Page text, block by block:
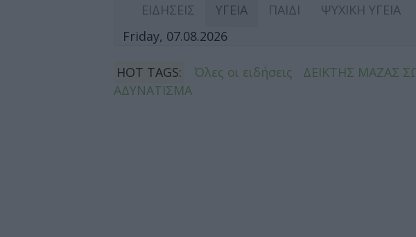
ΕΙΔΗΣΕΙΣ ΥΓΕΙΑ ΠΑΙΔΙ ΨΥΧΙΚΗ ΥΓΕΙΑ
Friday, 07.08.2026
HOT TAGS: Όλες οι ειδήσεις ΔΕΙΚΤΗΣ ΜΑΖΑΣ
ΑΔΥΝΑΤΙΣΜΑ